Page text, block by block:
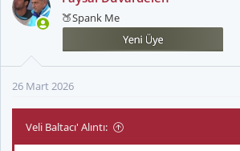
i
l
🍑Spank Me
26 Mart 2026
Veli Baltacı' Alıntı: